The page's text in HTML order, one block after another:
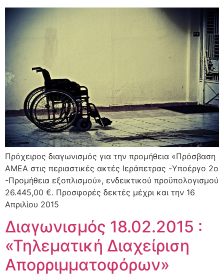
Πρόχειρος διαγωνισμός για την προμήθεια «Πρόσβαση
ΑΜΕΑ στις περιαστικές ακτές Ιεράπετρας -Yποέργο 2ο
-Προμήθεια εξοπλισμού», ενδεικτικού προϋπολογισμού
26.445,00 €. Προσφορές δεκτές μέχρι και την 16
Απριλίου 2015
Διαγωνισμός 18.02.2015 :
«Τηλεματική Διαχείριση
Απορριμματοφόρων»